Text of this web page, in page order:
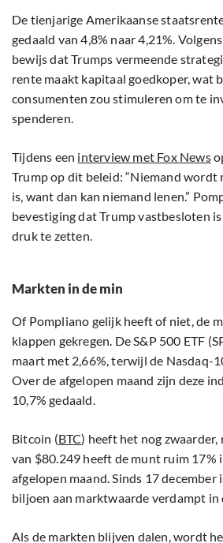
De tienjarige Amerikaanse
gedaald van 4,8% naar 4,21%.
bewijs dat Trumps vermeende
rente maakt kapitaal goedkoper, wat
consumenten zou stimuleren om te
spenderen.
Tijdens een interview met Fox News
Trump op dit beleid: “Niemand wordt
is, want dan kan niemand lenen.”
bevestiging dat Trump vastbesloten
druk te zetten.
Markten in de min
Of Pompliano gelijk heeft of niet, de
klappen gekregen. De S&P 500 ETF
maart met 2,66%, terwijl de Nasdaq-
Over de afgelopen maand zijn deze
10,7% gedaald.
Bitcoin (BTC) heeft het nog zwaarder,
van $80.249 heeft de munt ruim 17%
afgelopen maand. Sinds 17 december
biljoen aan marktwaarde verdampt
Als de markten blijven dalen, wordt